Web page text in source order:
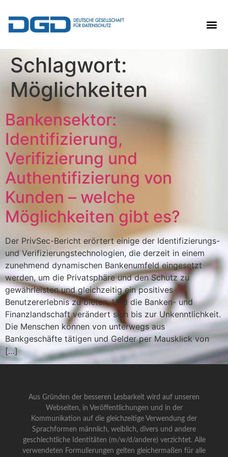
Schlagwort:
Möglichkeiten
Bankensektor:
Identifizierung,
Verifizierung und
Authentifizierung von
Kunden – welche
Möglichkeiten gibt es?
Der PrivSec-Bericht erörtert einige der Identifizierungs-
und Verifizierungstechnologien, die derzeit in einem
zunehmend dynamischen Bankenumfeld eingesetzt
werden, um die Privatsphäre und den Schutz zu
gewährleisten und gleichzeitig ein positives
Benutzererlebnis zu bieten. Und die Banken- und
Finanzlandschaft verändert sich bis zur Unkenntlichkeit.
Die Menschen können von unterwegs aus
Bankgeschäfte tätigen und Gelder per Mausklick von
[…]
Aus Gründen der besseren Lesbarkeit wird auf unseren
Webseiten, in Veröffentlichungen und in der
Kommunikation auf die gleichzeitige Verwendung der
Sprachformen männlich, weiblich, divers und andere
geschlechtliche Identitäten (m/w/d/andere) verzichtet. Alle
verwendeten Formulierungen gelten gleichermaßen für alle